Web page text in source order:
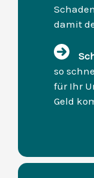
damit
so
für Ihr
Geld